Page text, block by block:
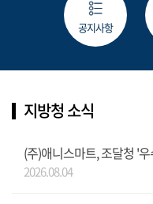
공지사항
지방청 소식
(주)애니스마트, 조달청 '
2026.08.04